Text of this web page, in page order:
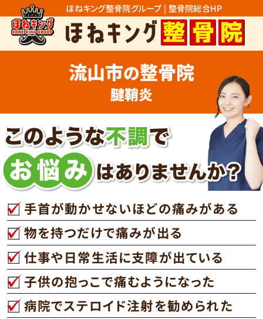
ほねキング整骨院グループ | 整骨院総合HP
流山市の整骨院
腱鞘炎
手首が動かせないほどの痛みがある
物を持つだけで痛みが出る
仕事や日常生活に支障が出ている
子供の抱っこで痛むようになった
病院でステロイド注射を勧められた